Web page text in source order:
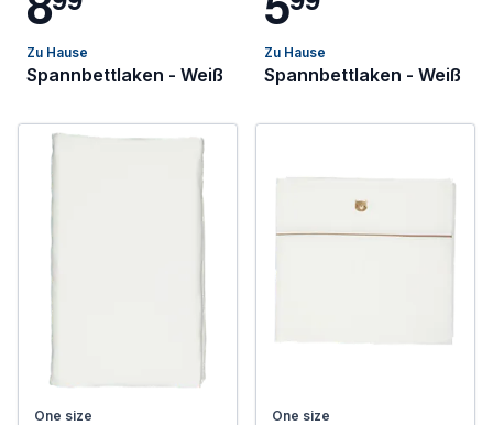
Zu Hause
Spannbettlaken - Weiß
Zu Hause
Spannbettlaken - Weiß
One size One size